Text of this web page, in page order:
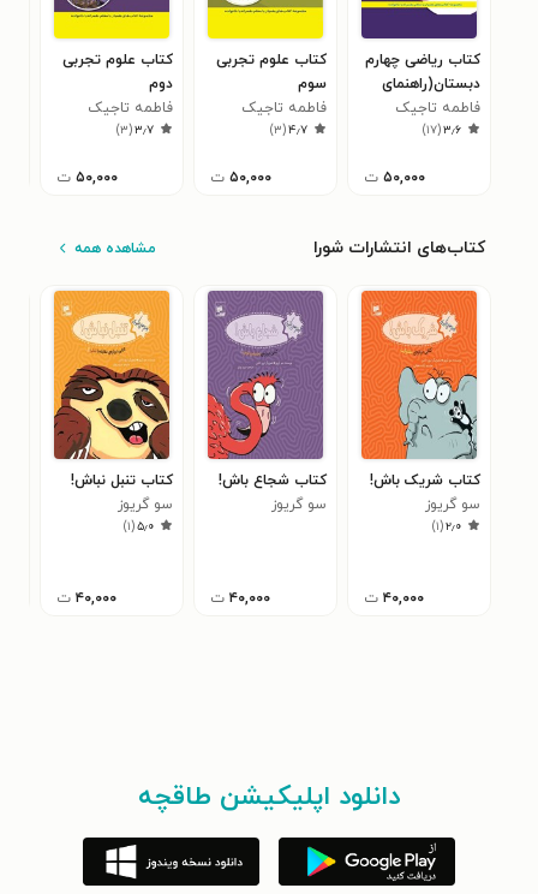
کتاب ریاضی چهارم
دبستان(راهنمای
والدین)
فاطمه تاجیک
۳٫۶(۱۷)
۵۰,۰۰۰ ت
کتاب علوم تجربی
سوم
دبستان(راهنمای
والدین)
فاطمه تاجیک
۴٫۷(۳)
۵۰,۰۰۰ ت
کتاب علوم تجربی
دوم
دبستان(راهنمای
والدین)
فاطمه تاجیک
۳٫۷(۳)
۵۰,۰۰۰ ت
کتاب‌های انتشارات شورا مشاهده همه
کتاب شریک باش!
سو گریوز
۲٫۰(۱)
۴۰,۰۰۰ ت
کتاب شجاع باش!
سو گریوز
۴۰,۰۰۰ ت
کتاب تنبل نباش!
سو گریوز
۵٫۰(۱)
۴۰,۰۰۰ ت
دانلود اپلیکیشن طاقچه